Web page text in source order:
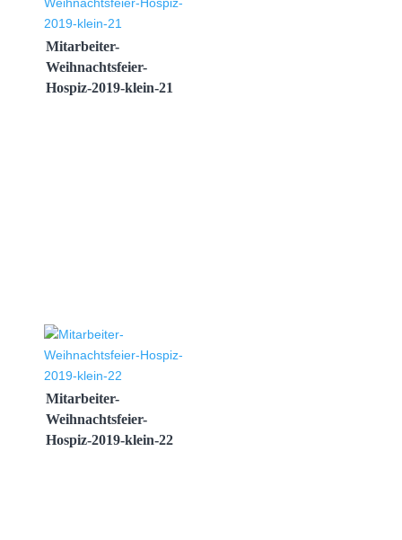
Mitarbeiter-
Weihnachtsfeier-
Hospiz-2019-klein-21
Mitarbeiter-
Weihnachtsfeier-
Hospiz-2019-klein-22